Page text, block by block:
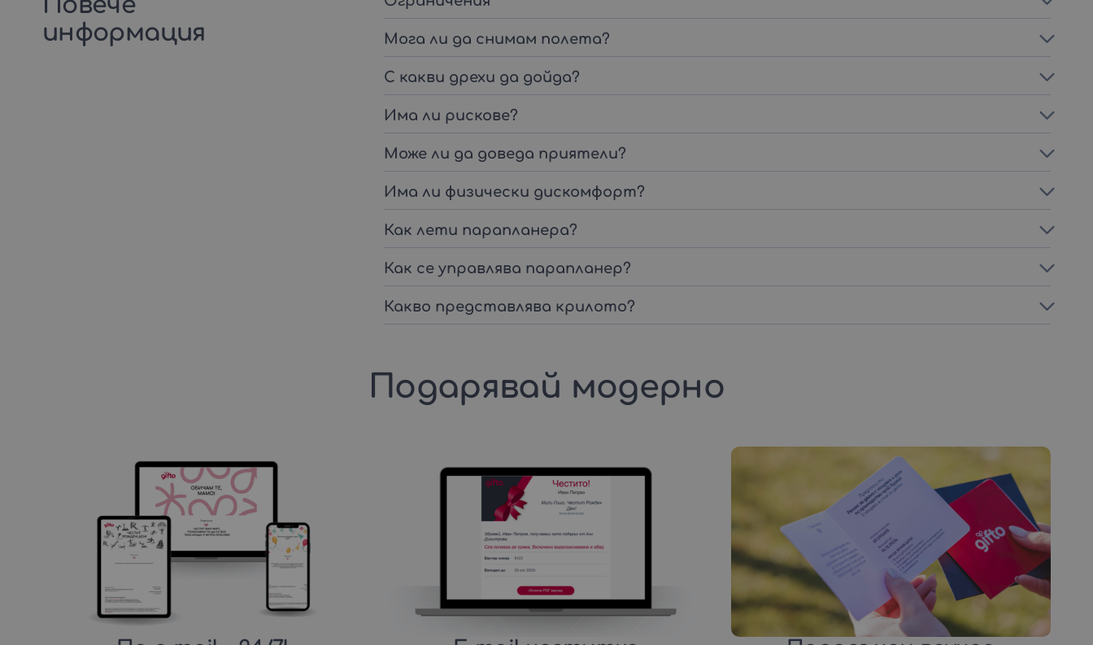
информация
Мога ли да снимам полета?
С какви дрехи да дойда?
Има ли рискове?
Може ли да доведа приятели?
Има ли физически дискомфорт?
Как лети парапланера?
Как се управлява парапланер?
Какво представлява крилото?
Подарявай модерно